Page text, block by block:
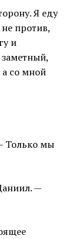
Я еду
против,
и
а со мной
Только мы
—